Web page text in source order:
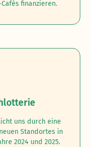
finanzieren.
uns durch eine
Standortes in
2024 und 2025.